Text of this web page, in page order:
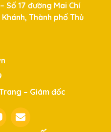
Số 17 đường Mai Chí
Thành phố Thủ
– Giám đốc